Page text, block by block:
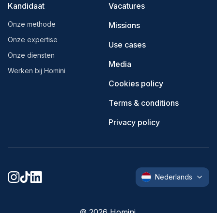
Kandidaat
Onze methode
Onze expertise
Onze diensten
Werken bij Homini
Vacatures
Missions
Use cases
Media
Cookies policy
Terms & conditions
Privacy policy
Nederlands